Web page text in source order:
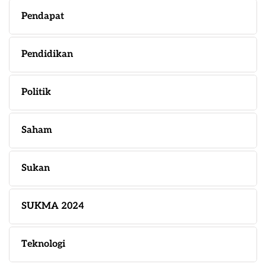
Pendapat
Pendidikan
Politik
Saham
Sukan
SUKMA 2024
Teknologi